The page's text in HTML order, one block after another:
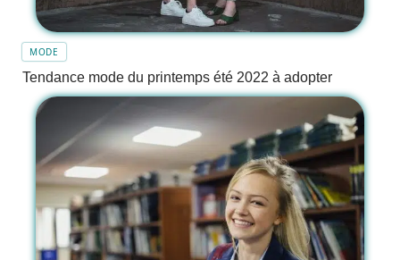
MODE
Tendance mode du printemps été 2022 à adopter